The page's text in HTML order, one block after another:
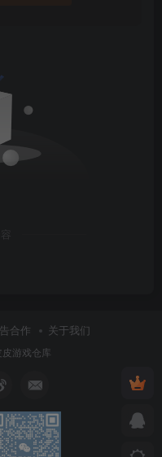
合作 关于我们
皮游戏仓库